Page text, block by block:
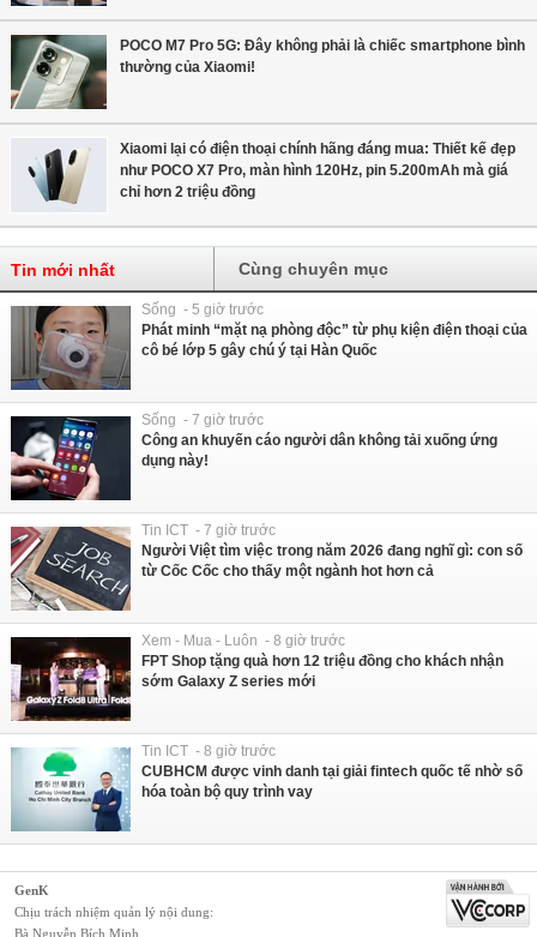
POCO M7 Pro 5G: Đây không phải là chiếc smartphone bình
thường của Xiaomi!
Xiaomi lại có điện thoại chính hãng đáng mua: Thiết kế đẹp
như POCO X7 Pro, màn hình 120Hz, pin 5.200mAh mà giá
chỉ hơn 2 triệu đồng
Tin mới nhất Cùng chuyên mục
Sống - 5 giờ trước
Phát minh “mặt nạ phòng độc” từ phụ kiện điện thoại của
cô bé lớp 5 gây chú ý tại Hàn Quốc
Sống - 7 giờ trước
Công an khuyến cáo người dân không tải xuống ứng
dụng này!
Tin ICT - 7 giờ trước
Người Việt tìm việc trong năm 2026 đang nghĩ gì: con số
từ Cốc Cốc cho thấy một ngành hot hơn cả
Xem - Mua - Luôn - 8 giờ trước
FPT Shop tặng quà hơn 12 triệu đồng cho khách nhận
sớm Galaxy Z series mới
Tin ICT - 8 giờ trước
CUBHCM được vinh danh tại giải fintech quốc tế nhờ số
hóa toàn bộ quy trình vay
GenK
Chịu trách nhiệm quản lý nội dung:
Bà Nguyễn Bích Minh